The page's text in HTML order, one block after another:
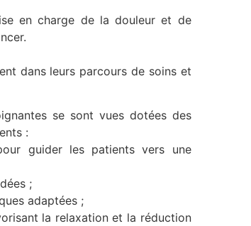
en charge de la douleur et de
dans leurs parcours de soins et
se sont vues dotées des
:
guider les patients vers une
;
adaptées ;
la relaxation et la réduction